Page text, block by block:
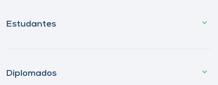
Estudantes
Diplomados